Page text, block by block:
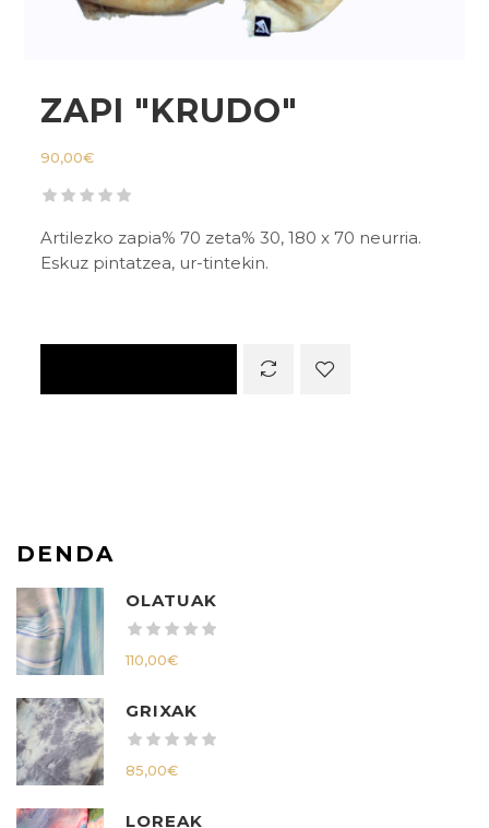
ZAPI "KRUDO"
90,00€
Artilezko zapia% 70 zeta% 30, 180 x 70 neurria.
Eskuz pintatzea, ur-tintekin.
DENDA
OLATUAK
110,00€
GRIXAK
85,00€
LOREAK